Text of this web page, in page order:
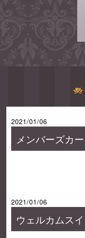
2021/01/06
メンバーズカ
2021/01/06
ウェルカムス